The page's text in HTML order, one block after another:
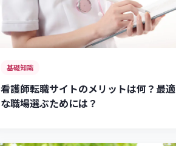
基礎知識
看護師転職サイトのメリットは何？最適
な職場選ぶためには？